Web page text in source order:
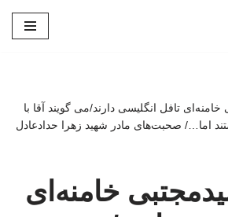
تافل انگلیسی دارند/می گویند آقا با
اما…/ صحبت‌های مادر شهید زهرا حدادعادل
خامنه‌ای